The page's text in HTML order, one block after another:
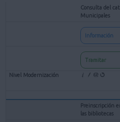
Consulta del
Municipales
Información
Tramitar
Preinscripción
las bibliotecas